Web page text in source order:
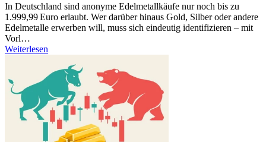
In Deutschland sind anonyme Edelmetallkäufe nur noch bis zu
1.999,99 Euro erlaubt. Wer darüber hinaus Gold, Silber oder andere
Edelmetalle erwerben will, muss sich eindeutig identifizieren – mit
Vorl…
Weiterlesen